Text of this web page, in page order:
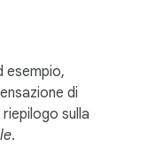
esempio,
di
riepilogo sulla
.